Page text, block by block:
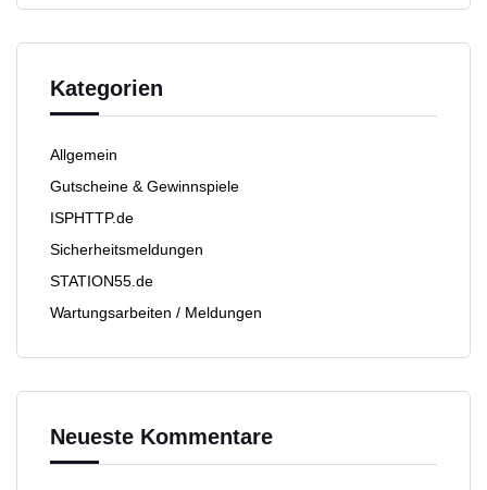
Kategorien
Allgemein
Gutscheine & Gewinnspiele
ISPHTTP.de
Sicherheitsmeldungen
STATION55.de
Wartungsarbeiten / Meldungen
Neueste Kommentare